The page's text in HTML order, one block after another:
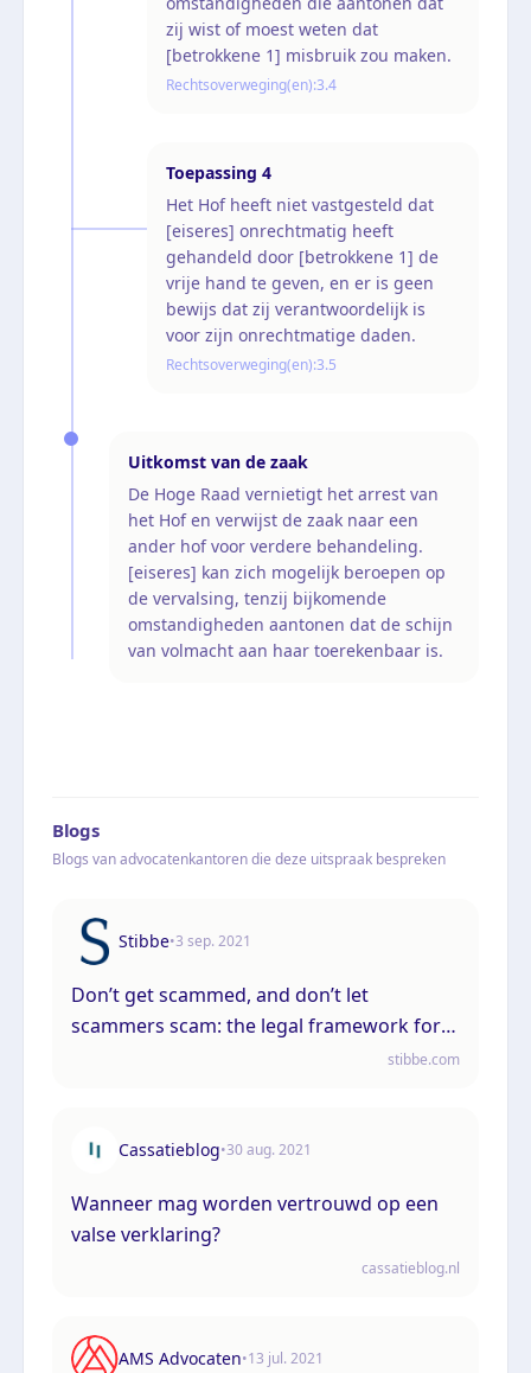
zij wist of moest weten dat
[betrokkene 1] misbruik zou maken.
Rechtsoverweging(en):3.4
Toepassing 4
Het Hof heeft niet vastgesteld dat
[eiseres] onrechtmatig heeft
gehandeld door [betrokkene 1] de
vrije hand te geven, en er is geen
bewijs dat zij verantwoordelijk is
voor zijn onrechtmatige daden.
Rechtsoverweging(en):3.5
Uitkomst van de zaak
De Hoge Raad vernietigt het arrest van
het Hof en verwijst de zaak naar een
ander hof voor verdere behandeling.
[eiseres] kan zich mogelijk beroepen op
de vervalsing, tenzij bijkomende
omstandigheden aantonen dat de schijn
van volmacht aan haar toerekenbaar is.
Blogs
Blogs van advocatenkantoren die deze uitspraak bespreken
Stibbe•3 sep. 2021
Don’t get scammed, and don’t let
scammers scam: the legal framework for
stibbe.com
Cassatieblog•30 aug. 2021
Wanneer mag worden vertrouwd op een
valse verklaring?
cassatieblog.nl
AMS Advocaten•13 jul. 2021